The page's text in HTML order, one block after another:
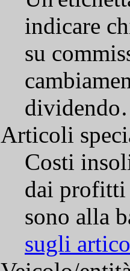
indicare
su
Articoli
Costi
dai profitti
sono alla
sugli